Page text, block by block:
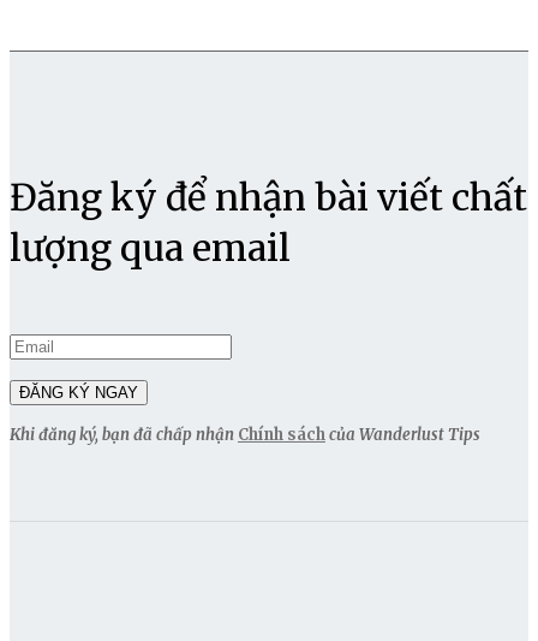
Đăng ký để nhận bài viết chất
lượng qua email
Khi đăng ký, bạn đã chấp nhận Chính sáchcủa Wanderlust Tips